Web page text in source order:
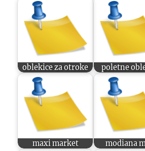
oblekice za otroke poletne
maxi market modiana